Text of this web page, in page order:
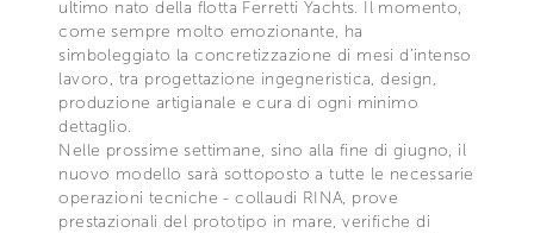
ultimo nato della flotta Ferretti Yachts. Il momento,
come sempre molto emozionante, ha
simboleggiato la concretizzazione di mesi d’intenso
lavoro, tra progettazione ingegneristica, design,
produzione artigianale e cura di ogni minimo
dettaglio.
Nelle prossime settimane, sino alla fine di giugno, il
nuovo modello sarà sottoposto a tutte le necessarie
operazioni tecniche - collaudi RINA, prove
prestazionali del prototipo in mare, verifiche di